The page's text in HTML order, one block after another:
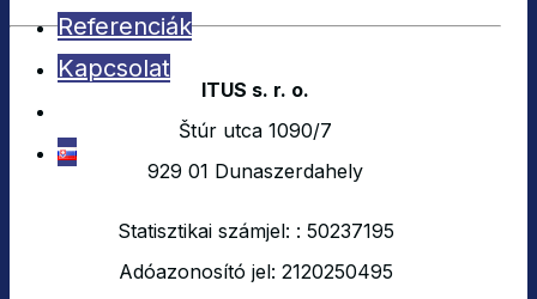
Referenciák
Kapcsolat
ITUS s. r. o.
Štúr utca 1090/7
929 01 Dunaszerdahely
Statisztikai számjel: : 50237195
Adóazonosító jel: 2120250495